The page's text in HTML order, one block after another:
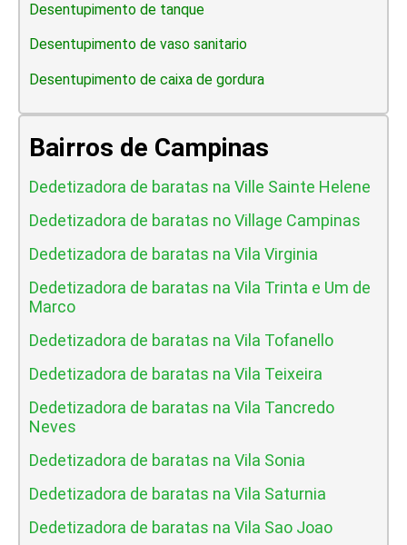
Desentupimento de tanque
Desentupimento de vaso sanitario
Desentupimento de caixa de gordura
Bairros de Campinas
Dedetizadora de baratas na Ville Sainte Helene
Dedetizadora de baratas no Village Campinas
Dedetizadora de baratas na Vila Virginia
Dedetizadora de baratas na Vila Trinta e Um de
Marco
Dedetizadora de baratas na Vila Tofanello
Dedetizadora de baratas na Vila Teixeira
Dedetizadora de baratas na Vila Tancredo
Neves
Dedetizadora de baratas na Vila Sonia
Dedetizadora de baratas na Vila Saturnia
Dedetizadora de baratas na Vila Sao Joao